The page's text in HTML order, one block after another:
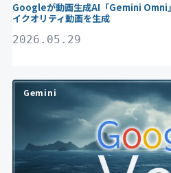
Googleが動画生成AI「Gemini Omni
イクオリティ動画を生成
2026.05.29
Gemini